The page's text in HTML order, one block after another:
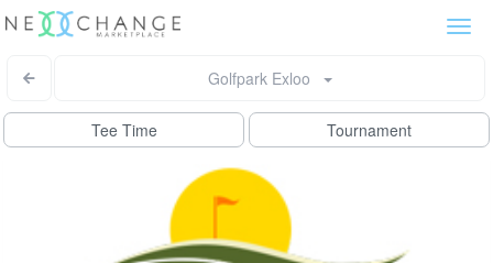
Golfpark Exloo
Tee Time Tournament